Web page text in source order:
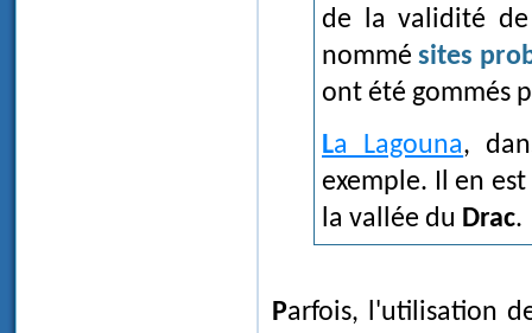
de la validité de
nommésites
ont été gommés
La Lagouna,
exemple. Il en
la vallée du Drac.
Parfois, l'utilisation des sommets d'épaulement pour déterminer l'altitude